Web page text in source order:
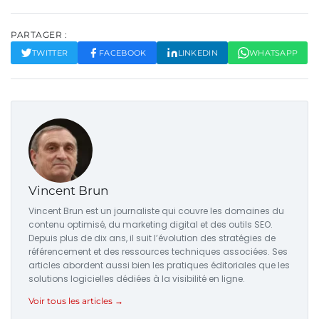
PARTAGER :
TWITTER FACEBOOK LINKEDIN WHATSAPP
Vincent Brun
Vincent Brun est un journaliste qui couvre les domaines du
contenu optimisé, du marketing digital et des outils SEO.
Depuis plus de dix ans, il suit l’évolution des stratégies de
référencement et des ressources techniques associées. Ses
articles abordent aussi bien les pratiques éditoriales que les
solutions logicielles dédiées à la visibilité en ligne.
Voir tous les articles →